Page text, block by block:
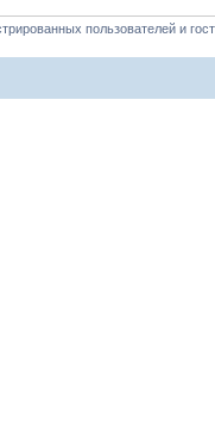
пользователей и